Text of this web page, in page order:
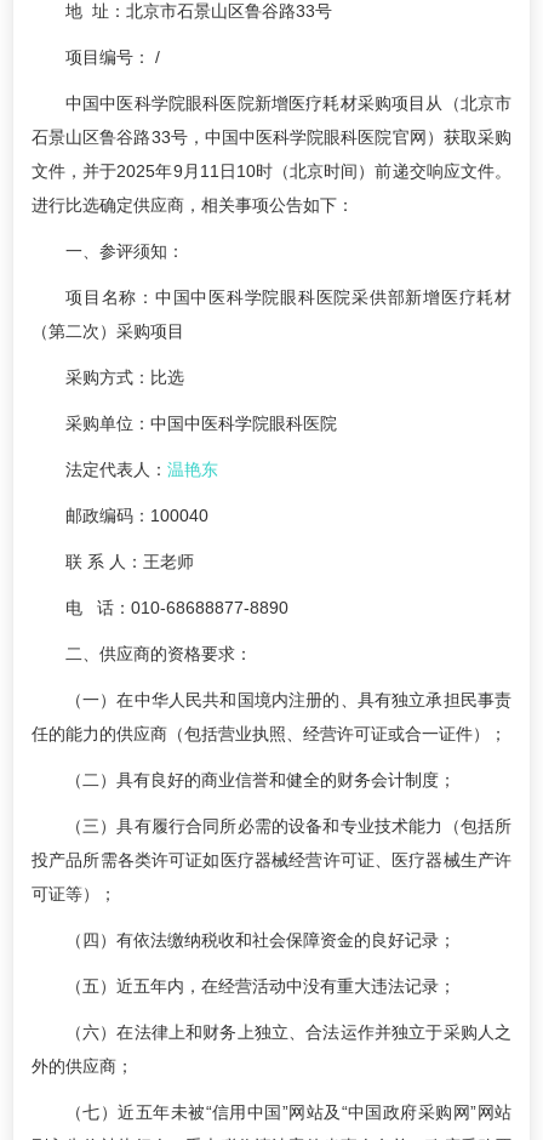
地 址：北京市石景山区鲁谷路33号
项目编号： /
中国中医科学院眼科医院新增医疗耗材采购项目从（北京市
石景山区鲁谷路33号，中国中医科学院眼科医院官网）获取采购
文件，并于2025年9月11日10时（北京时间）前递交响应文件。
进行比选确定供应商，相关事项公告如下：
一、参评须知：
项目名称：中国中医科学院眼科医院采供部新增医疗耗材
（第二次）采购项目
采购方式：比选
采购单位：中国中医科学院眼科医院
法定代表人： 温艳东
邮政编码：100040
联 系 人：王老师
电 话：010-68688877-8890
二、供应商的资格要求：
（一）在中华人民共和国境内注册的、具有独立承担民事责
任的能力的供应商（包括营业执照、经营许可证或合一证件）；
（二）具有良好的商业信誉和健全的财务会计制度；
（三）具有履行合同所必需的设备和专业技术能力（包括所
投产品所需各类许可证如医疗器械经营许可证、医疗器械生产许
可证等）；
（四）有依法缴纳税收和社会保障资金的良好记录；
（五）近五年内，在经营活动中没有重大违法记录；
（六）在法律上和财务上独立、合法运作并独立于采购人之
外的供应商；
（七）近五年未被“信用中国”网站及“中国政府采购网”网站